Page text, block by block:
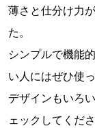
薄さと仕分け力
た。
シンプルで機能
い人にはぜひ使
デザインもいろ
ェックしてくださ